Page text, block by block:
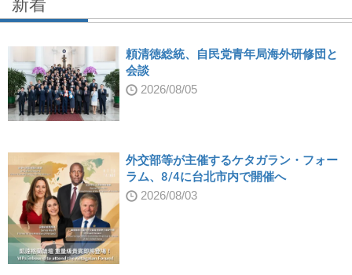
新着
頼清徳総統、自民党青年局海外研修団と
会談
2026/08/05
外交部等が主催するケタガラン・フォー
ラム、8/4に台北市内で開催へ
2026/08/03